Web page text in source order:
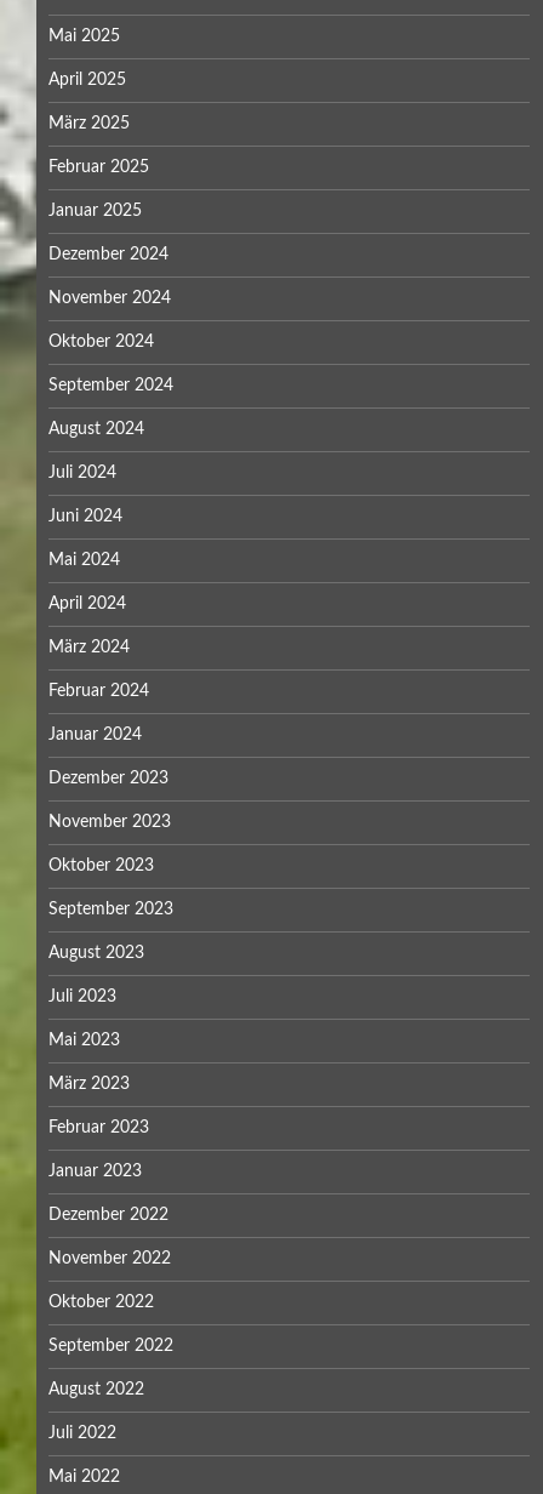
Mai 2025
April 2025
März 2025
Februar 2025
Januar 2025
Dezember 2024
November 2024
Oktober 2024
September 2024
August 2024
Juli 2024
Juni 2024
Mai 2024
April 2024
März 2024
Februar 2024
Januar 2024
Dezember 2023
November 2023
Oktober 2023
September 2023
August 2023
Juli 2023
Mai 2023
März 2023
Februar 2023
Januar 2023
Dezember 2022
November 2022
Oktober 2022
September 2022
August 2022
Juli 2022
Mai 2022